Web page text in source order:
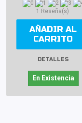
1 Reseña(s)
AÑADIR AL
CARRITO
DETALLES
En Existencia